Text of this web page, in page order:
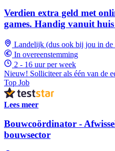
Verdien extra geld met
games. Handig vanuit
Landelijk (dus ook bij jou in de
In overeenstemming
2 - 16 uur per week
Nieuw! Solliciteer als één van de
Top Job
Lees meer
Bouwcoördinator -
bouwsector